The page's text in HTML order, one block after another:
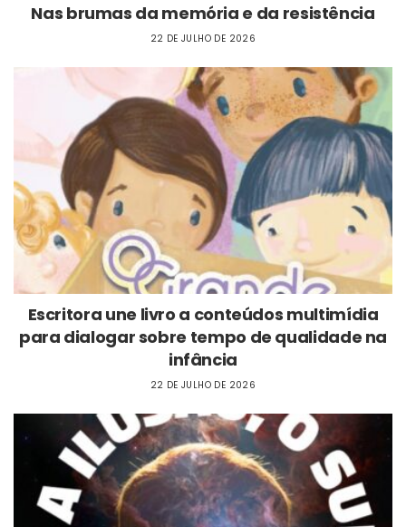
Nas brumas da memória e da resistência
22 DE JULHO DE 2026
Escritora une livro a conteúdos multimídia
para dialogar sobre tempo de qualidade na
infância
22 DE JULHO DE 2026